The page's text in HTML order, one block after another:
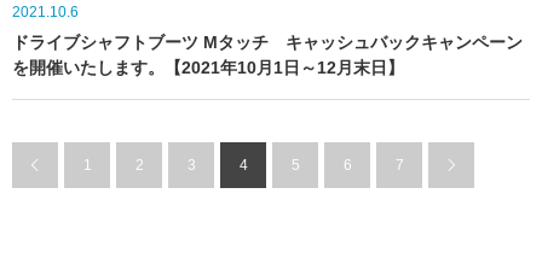
2021.10.6
ドライブシャフトブーツ Mタッチ キャッシュバックキャンペーン
を開催いたします。【2021年10月1日～12月末日】
1 2 3 4 5 6 7